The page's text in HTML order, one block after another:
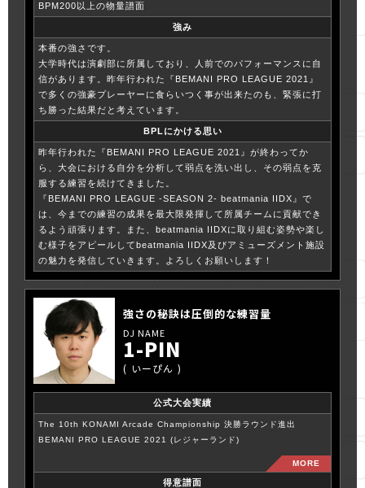
BPM200以上の物量譜面
強み
本番の強さです。
大学時代は演劇部に所属しており、人前でのパフォーマンスに自
信があります。昨年行われた『BEMANI PRO LEAGUE 2021』
で多くの強豪プレーヤーに食らいつく事が出来たのも、緊張に打
ち勝った結果だと考えています。
BPLにかける思い
昨年行われた『BEMANI PRO LEAGUE 2021』が終わってか
ら、大会における自分を分析して弱点を洗い出し、その弱点を克
服する練習を続けてきました。
『BEMANI PRO LEAGUE -SEASON 2- beatmania IIDX』で
は、今までの練習の成果を最大限発揮して所属チームに貢献でき
るよう頑張ります。また、beatmania IIDXに取り組む姿勢や楽し
む様子をアピールしてbeatmania IIDX及びアミューズメント施設
の魅力を発信していきます。よろしくお願いします！
強さの秘訣は圧倒的な練習量
1-PIN
いーぴん
公式大会実績
The 10th KONAMI Arcade Championship 決勝ラウンド進出
BEMANI PRO LEAGUE 2021 (レジャーランド)
得意譜面